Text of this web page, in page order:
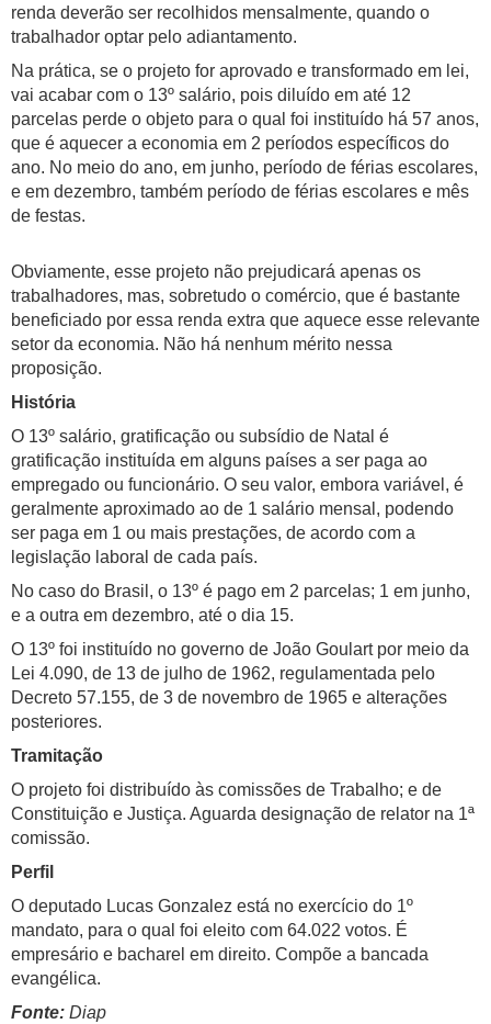
renda deverão ser recolhidos mensalmente, quando o
trabalhador optar pelo adiantamento.
Na prática, se o projeto for aprovado e transformado em lei,
vai acabar com o 13º salário, pois diluído em até 12
parcelas perde o objeto para o qual foi instituído há 57 anos,
que é aquecer a economia em 2 períodos específicos do
ano. No meio do ano, em junho, período de férias escolares,
e em dezembro, também período de férias escolares e mês
de festas.
Obviamente, esse projeto não prejudicará apenas os
trabalhadores, mas, sobretudo o comércio, que é bastante
beneficiado por essa renda extra que aquece esse relevante
setor da economia. Não há nenhum mérito nessa
proposição.
História
O 13º salário, gratificação ou subsídio de Natal é
gratificação instituída em alguns países a ser paga ao
empregado ou funcionário. O seu valor, embora variável, é
geralmente aproximado ao de 1 salário mensal, podendo
ser paga em 1 ou mais prestações, de acordo com a
legislação laboral de cada país.
No caso do Brasil, o 13º é pago em 2 parcelas; 1 em junho,
e a outra em dezembro, até o dia 15.
O 13º foi instituído no governo de João Goulart por meio da
Lei 4.090, de 13 de julho de 1962, regulamentada pelo
Decreto 57.155, de 3 de novembro de 1965 e alterações
posteriores.
Tramitação
O projeto foi distribuído às comissões de Trabalho; e de
Constituição e Justiça. Aguarda designação de relator na 1ª
comissão.
Perfil
O deputado Lucas Gonzalez está no exercício do 1º
mandato, para o qual foi eleito com 64.022 votos. É
empresário e bacharel em direito. Compõe a bancada
evangélica.
Fonte: Diap